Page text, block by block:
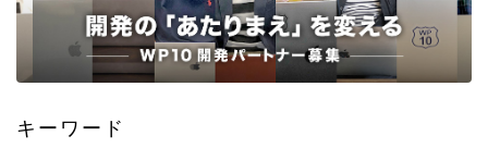
キーワード